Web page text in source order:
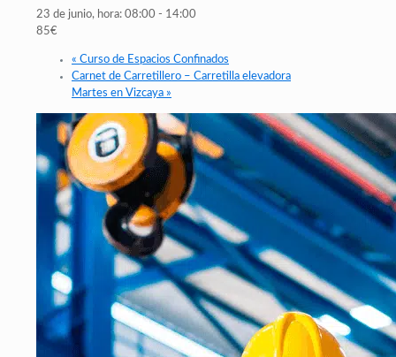
23 de junio, hora: 08:00 - 14:00
85€
« Curso de Espacios Confinados
Carnet de Carretillero – Carretilla elevadora
Martes en Vizcaya »